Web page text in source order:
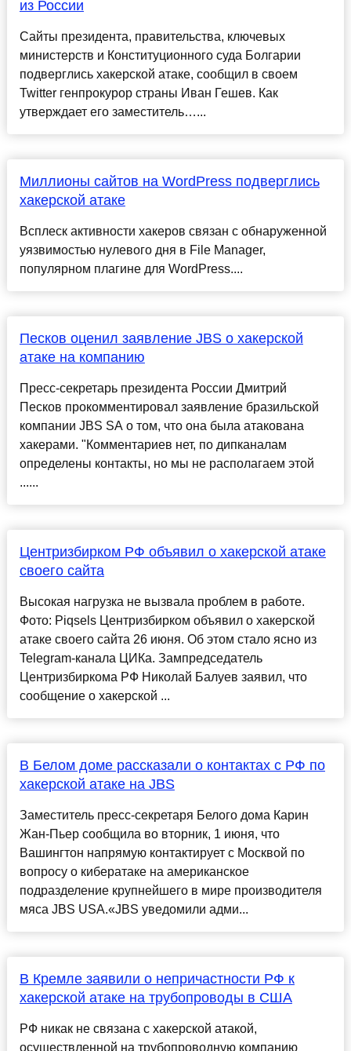
из России
Сайты президента, правительства, ключевых
министерств и Конституционного суда Болгарии
подверглись хакерской атаке, сообщил в своем
Twitter генпрокурор страны Иван Гешев. Как
утверждает его заместитель…...
Миллионы сайтов на WordPress подверглись
хакерской атаке
Всплеск активности хакеров связан с обнаруженной
уязвимостью нулевого дня в File Manager,
популярном плагине для WordPress....
Песков оценил заявление JBS о хакерской
атаке на компанию
Пресс-секретарь президента России Дмитрий
Песков прокомментировал заявление бразильской
компании JBS SA о том, что она была атакована
хакерами. "Комментариев нет, по дипканалам
определены контакты, но мы не располагаем этой
......
Центризбирком РФ объявил о хакерской атаке
своего сайта
Высокая нагрузка не вызвала проблем в работе.
Фото: Piqsels Центризбирком объявил о хакерской
атаке своего сайта 26 июня. Об этом стало ясно из
Telegram-канала ЦИКа. Зампредседатель
Центризбиркома РФ Николай Балуев заявил, что
сообщение о хакерской ...
В Белом доме рассказали о контактах с РФ по
хакерской атаке на JBS
Заместитель пресс-секретаря Белого дома Карин
Жан-Пьер сообщила во вторник, 1 июня, что
Вашингтон напрямую контактирует с Москвой по
вопросу о кибератаке на американское
подразделение крупнейшего в мире производителя
мяса JBS USA.«JBS уведомили адми...
В Кремле заявили о непричастности РФ к
хакерской атаке на трубопроводы в США
РФ никак не связана с хакерской атакой,
осуществленной на трубопроводную компанию